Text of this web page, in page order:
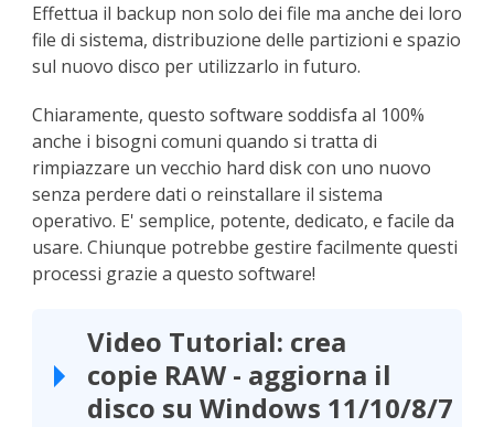
Effettua il backup non solo dei file ma anche dei loro
file di sistema, distribuzione delle partizioni e spazio
sul nuovo disco per utilizzarlo in futuro.
Chiaramente, questo software soddisfa al 100%
anche i bisogni comuni quando si tratta di
rimpiazzare un vecchio hard disk con uno nuovo
senza perdere dati o reinstallare il sistema
operativo. E' semplice, potente, dedicato, e facile da
usare. Chiunque potrebbe gestire facilmente questi
processi grazie a questo software!
Video Tutorial: crea
copie RAW - aggiorna il
disco su Windows 11/10/8/7